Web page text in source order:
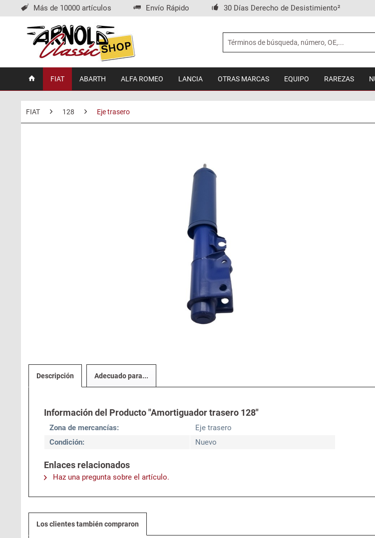
Más de 10000 artículos Envío Rápido 30 Días Derecho de Desistimiento²
FIAT ABARTH ALFA ROMEO LANCIA OTRAS MARCAS EQUIPO RAREZAS
FIAT 128 Eje trasero
Descripción Adecuado para...
Información del Producto "Amortiguador trasero 128"
Zona de mercancías:
Eje trasero
Condición:
Nuevo
Enlaces relacionados
Haz una pregunta sobre el artículo.
Los clientes también compraron